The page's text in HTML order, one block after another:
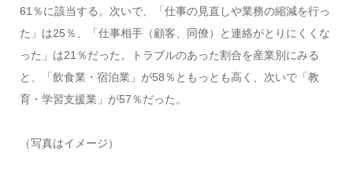
61％に該当する。次いで、「仕事の見直しや業務の縮減を行っ
た」は25％、「仕事相手（顧客、同僚）と連絡がとりにくくな
った」は21％だった。トラブルのあった割合を産業別にみる
と、「飲食業・宿泊業」が58％ともっとも高く、次いで「教
育・学習支援業」が57％だった。
（写真はイメージ）